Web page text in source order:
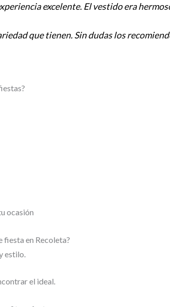
excelente. El vestido era
que tienen. Sin dudas los
ocasión
fiesta en Recoleta?
estilo.
el ideal.